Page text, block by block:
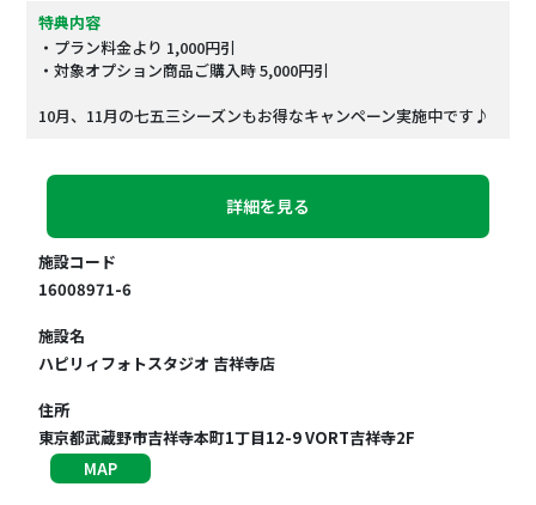
特典内容
・プラン料金より 1,000円引
・対象オプション商品ご購入時 5,000円引
10月、11月の七五三シーズンもお得なキャンペーン実施中です♪
詳細を見る
施設コード
16008971-6
施設名
ハピリィフォトスタジオ 吉祥寺店
住所
東京都武蔵野市吉祥寺本町1丁目12-9 VORT吉祥寺2F
MAP